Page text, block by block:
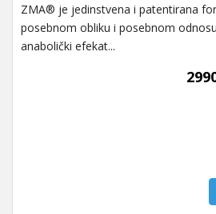
ZMA® je jedinstvena i patentirana
posebnom obliku i posebnom
anabolički efekat...